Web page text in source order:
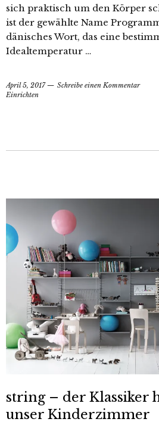
sich praktisch um den Körper
ist der gewählte Name
dänisches Wort, das eine
Idealtemperatur …
April 5, 2017
Schreibe einen Kommentar
Einrichten
string – der Klassiker
unser Kinderzimmer